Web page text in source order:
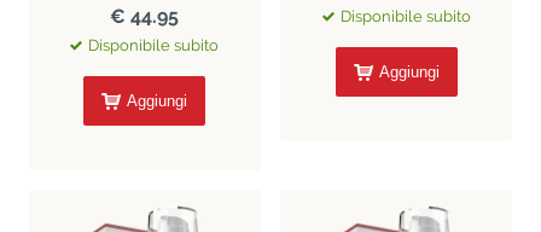
€ 44.95
Disponibile subito
Aggiungi
Disponibile subito
Aggiungi